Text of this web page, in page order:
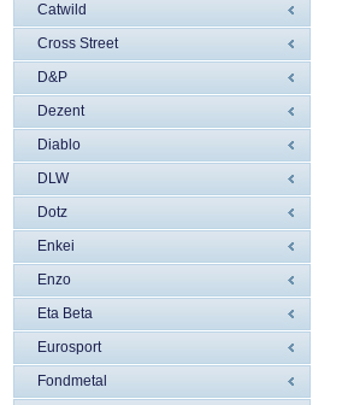
Catwild
Cross Street
D&P
Dezent
Diablo
DLW
Dotz
Enkei
Enzo
Eta Beta
Eurosport
Fondmetal